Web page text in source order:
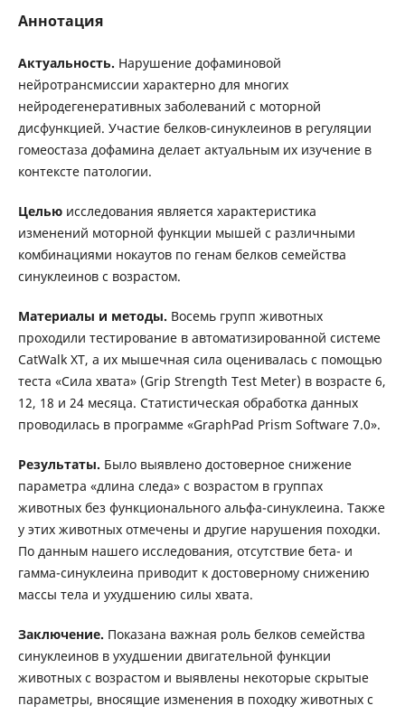
Аннотация
Актуальность. Нарушение дофаминовой
нейротрансмиссии характерно для многих
нейродегенеративных заболеваний с моторной
дисфункцией. Участие белков-синуклеинов в регуляции
гомеостаза дофамина делает актуальным их изучение в
контексте патологии.
Целью исследования является характеристика
изменений моторной функции мышей с различными
комбинациями нокаутов по генам белков семейства
синуклеинов с возрастом.
Материалы и методы. Восемь групп животных
проходили тестирование в автоматизированной системе
CatWalk XT, а их мышечная сила оценивалась с помощью
теста «Сила хвата» (Grip Strength Test Meter) в возрасте 6,
12, 18 и 24 месяца. Статистическая обработка данных
проводилась в программе «GraphPad Prism Software 7.0».
Результаты. Было выявлено достоверное снижение
параметра «длина следа» с возрастом в группах
животных без функционального альфа-синуклеина. Также
у этих животных отмечены и другие нарушения походки.
По данным нашего исследования, отсутствие бета- и
гамма-синуклеина приводит к достоверному снижению
массы тела и ухудшению силы хвата.
Заключение. Показана важная роль белков семейства
синуклеинов в ухудшении двигательной функции
животных с возрастом и выявлены некоторые скрытые
параметры, вносящие изменения в походку животных с